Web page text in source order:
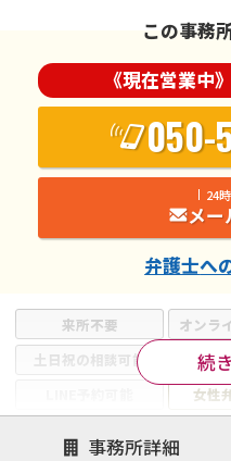
来所不要 オンラ
土日祝の相談可能
19時
女性
注力案件
続
この事務
《現在営業中
050-
24
メー
弁護士へ
事務所詳細